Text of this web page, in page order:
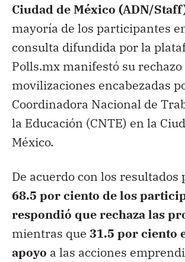
Ciudad de México (ADN/
mayoría de los participantes
consulta difundida por la
Polls.mx manifestó su rechazo
movilizaciones encabezadas
Coordinadora Nacional de
la Educación (CNTE) en la
México.
De acuerdo con los resultados
68.5 por ciento de los
respondió que rechaza las
mientras que 31.5 por ciento
apoyo a las acciones